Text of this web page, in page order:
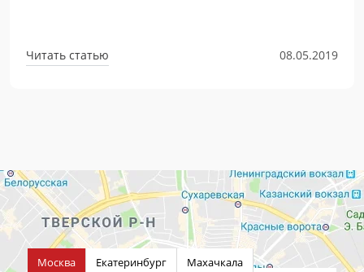
08.05.2019
Читать статью
Москва Екатеринбург Махачкала